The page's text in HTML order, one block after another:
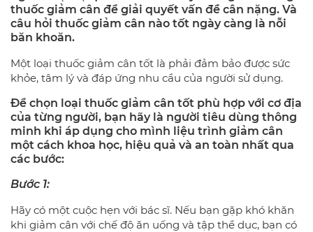
thuốc giảm cân để giải quyết vấn đề cân nặng. Và
câu hỏi thuốc giảm cân nào tốt ngày càng là nỗi
băn khoăn.
Một loại thuốc giảm cân tốt là phải đảm bảo được sức
khỏe, tâm lý và đáp ứng nhu cầu của người sử dụng.
Để chọn loại thuốc giảm cân tốt phù hợp với cơ địa
của từng người, bạn hãy là người tiêu dùng thông
minh khi áp dụng cho mình liệu trình giảm cân
một cách khoa học, hiệu quả và an toàn nhất qua
các bước:
Bước 1:
Hãy có một cuộc hẹn với bác sĩ. Nếu bạn gặp khó khăn
khi giảm cân với chế độ ăn uống và tập thể dục, bạn có